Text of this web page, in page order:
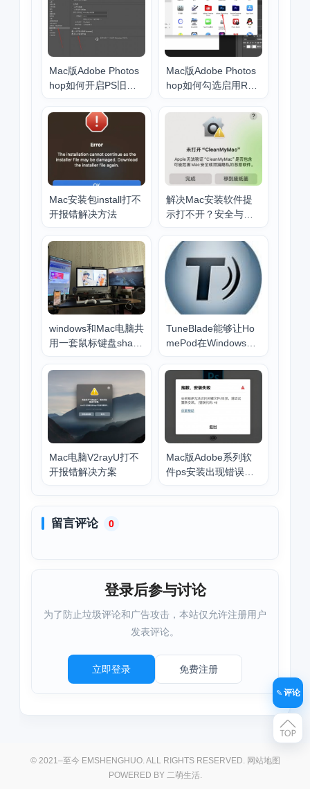
Mac版Adobe Photos
hop如何开启PS旧版
Mac版Adobe Photos
hop如何勾选启用Ros
Mac安装包install打不
开报错解决方法
解决Mac安装软件提
示打不开？安全与隐
windows和Mac电脑共
用一套鼠标键盘share
TuneBlade能够让Ho
mePod在Windows上
影还是游戏
Mac电脑V2rayU打不
开报错解决方案
Mac版Adobe系列软
件ps安装出现错误代
留言评论 0
登录后参与讨论
为了防止垃圾评论和广告攻击，本站仅允许注册用户
发表评论。
立即登录 免费注册
© 2021–至今 EMSHENGHUO. ALL RIGHTS RESERVED. 网站地图
POWERED BY 二萌生活.
评论